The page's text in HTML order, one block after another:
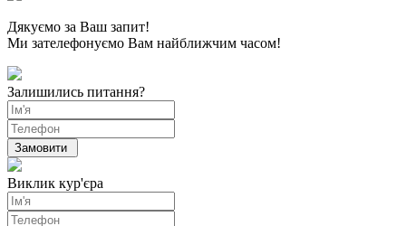
Дякуємо за Ваш запит!
Ми зателефонуємо Вам найближчим часом!
Залишились питання?
Виклик кур'єра